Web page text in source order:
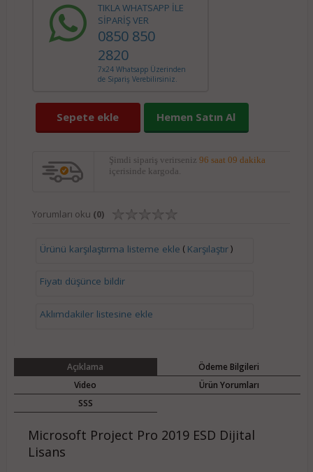
TIKLA WHATSAPP İLE
SİPARİŞ VER
0850 850
2820
7x24 Whatsapp Üzerinden
de Sipariş Verebilirsiniz.
Sepete ekle Hemen Satın Al
Şimdi sipariş verirseniz 96 saat 09 dakika
içerisinde kargoda.
Yorumları oku (0)
Ürünü karşılaştırma listeme ekle ( Karşılaştır)
Fiyatı düşünce bildir
Aklımdakiler listesine ekle
Açıklama
Ödeme Bilgileri
Video
Ürün Yorumları
SSS
Microsoft Project Pro 2019 ESD Dijital
Lisans